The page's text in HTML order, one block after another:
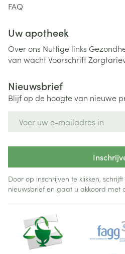
FAQ
Uw apotheek
Over ons Nuttige links
van wachtVoorschrift
Nieuwsbrief
Blijf op de hoogte van nieuwe
Door op inschrijven te klikken,
nieuwsbrief en gaat u akkoord met